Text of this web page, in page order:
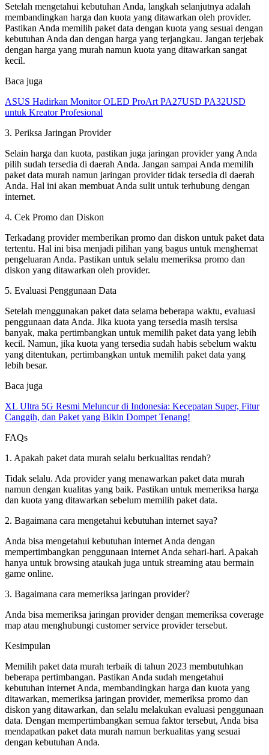
Setelah mengetahui kebutuhan Anda, langkah selanjutnya adalah
membandingkan harga dan kuota yang ditawarkan oleh provider.
Pastikan Anda memilih paket data dengan kuota yang sesuai dengan
kebutuhan Anda dan dengan harga yang terjangkau. Jangan terjebak
dengan harga yang murah namun kuota yang ditawarkan sangat
kecil.
Baca juga
ASUS Hadirkan Monitor OLED ProArt PA27USD PA32USD
untuk Kreator Profesional
3. Periksa Jaringan Provider
Selain harga dan kuota, pastikan juga jaringan provider yang Anda
pilih sudah tersedia di daerah Anda. Jangan sampai Anda memilih
paket data murah namun jaringan provider tidak tersedia di daerah
Anda. Hal ini akan membuat Anda sulit untuk terhubung dengan
internet.
4. Cek Promo dan Diskon
Terkadang provider memberikan promo dan diskon untuk paket data
tertentu. Hal ini bisa menjadi pilihan yang bagus untuk menghemat
pengeluaran Anda. Pastikan untuk selalu memeriksa promo dan
diskon yang ditawarkan oleh provider.
5. Evaluasi Penggunaan Data
Setelah menggunakan paket data selama beberapa waktu, evaluasi
penggunaan data Anda. Jika kuota yang tersedia masih tersisa
banyak, maka pertimbangkan untuk memilih paket data yang lebih
kecil. Namun, jika kuota yang tersedia sudah habis sebelum waktu
yang ditentukan, pertimbangkan untuk memilih paket data yang
lebih besar.
Baca juga
XL Ultra 5G Resmi Meluncur di Indonesia: Kecepatan Super, Fitur
Canggih, dan Paket yang Bikin Dompet Tenang!
FAQs
1. Apakah paket data murah selalu berkualitas rendah?
Tidak selalu. Ada provider yang menawarkan paket data murah
namun dengan kualitas yang baik. Pastikan untuk memeriksa harga
dan kuota yang ditawarkan sebelum memilih paket data.
2. Bagaimana cara mengetahui kebutuhan internet saya?
Anda bisa mengetahui kebutuhan internet Anda dengan
mempertimbangkan penggunaan internet Anda sehari-hari. Apakah
hanya untuk browsing ataukah juga untuk streaming atau bermain
game online.
3. Bagaimana cara memeriksa jaringan provider?
Anda bisa memeriksa jaringan provider dengan memeriksa coverage
map atau menghubungi customer service provider tersebut.
Kesimpulan
Memilih paket data murah terbaik di tahun 2023 membutuhkan
beberapa pertimbangan. Pastikan Anda sudah mengetahui
kebutuhan internet Anda, membandingkan harga dan kuota yang
ditawarkan, memeriksa jaringan provider, memeriksa promo dan
diskon yang ditawarkan, dan selalu melakukan evaluasi penggunaan
data. Dengan mempertimbangkan semua faktor tersebut, Anda bisa
mendapatkan paket data murah namun berkualitas yang sesuai
dengan kebutuhan Anda.